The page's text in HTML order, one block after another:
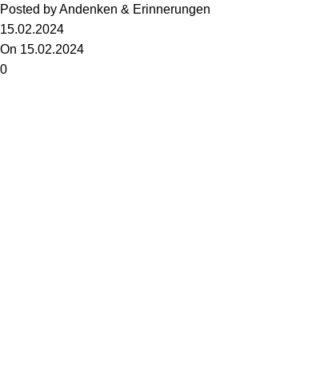
Posted byAndenken & Erinnerungen
15.02.2024
On 15.02.2024
0